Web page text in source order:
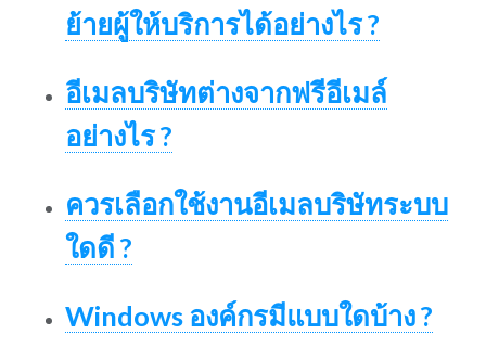
ย้ายผู้ให้บริการได้อย่างไร ?
อีเมลบริษัทต่างจากฟรีอีเมล์
อย่างไร ?
ควรเลือกใช้งานอีเมลบริษัทระบบ
ใดดี ?
Windows องค์กรมีแบบใดบ้าง ?